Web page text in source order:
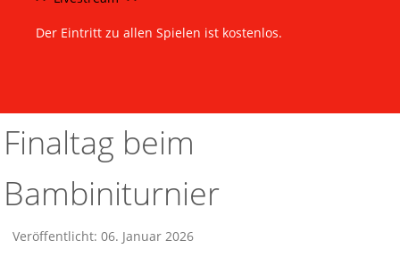
Der Eintritt zu allen Spielen ist kostenlos.
Finaltag beim
Bambiniturnier
Veröffentlicht: 06. Januar 2026